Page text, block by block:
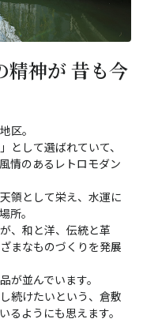
精神が 昔も今
区。
として選ばれていて、
情のあるレトロモダン
領として栄え、水運に
所。
、和と洋、伝統と革
まなものづくりを発展
が並んでいます。
続けたいという、倉敷
るようにも思えます。